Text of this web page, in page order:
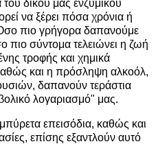
του δικού μας ενζυμικού
να ξέρει πόσα χρόνια ή
πιο γρήγορα δαπανούμε
πιο σύντομα τελειώνει η ζωή
τροφής και χημικά
και η πρόσληψη αλκοόλ,
δαπανούν τεράστια
λογαριασμό" μας.
επεισόδια, καθώς και
επίσης εξαντλούν αυτό